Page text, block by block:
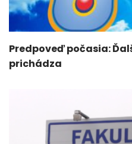
Predpoveď počasia:
prichádza